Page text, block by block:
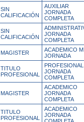
SIN
CALIFICACIÓN
AUXILIAR
JORNADA
COMPLETA
SIN
CALIFICACIÓN
JORNADA
COMPLETA
MAGISTER
ACADEMICO
JORNADA
TITULO
PROFESIONAL
PROFESIONAL
JORNADA
COMPLETA
MAGISTER
ACADEMICO
JORNADA
COMPLETA
TITULO
PROFESIONAL
ACADEMICO
JORNADA